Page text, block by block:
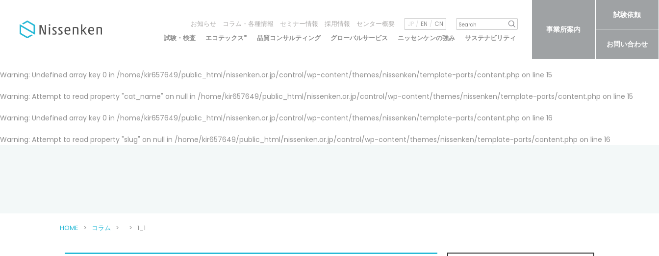
お知らせ コラム・各種情報 セミナー情報 採用情報 センター概要 JP EN CN
試験・検査 エコテックス® 品質コンサルティング グローバルサービス ニッセンケンの強み サステナビリティ
事業所案内
試験依頼
お問い合わせ
Warning: Undefined array key 0 in /home/kir657649/public_html/nissenken.or.jp/control/wp-content/themes/nissenken/template-parts/content.php on line 15
Warning: Attempt to read property "cat_name" on null in /home/kir657649/public_html/nissenken.or.jp/control/wp-content/themes/nissenken/template-parts/content.php on line 15
Warning: Undefined array key 0 in /home/kir657649/public_html/nissenken.or.jp/control/wp-content/themes/nissenken/template-parts/content.php on line 16
Warning: Attempt to read property "slug" on null in /home/kir657649/public_html/nissenken.or.jp/control/wp-content/themes/nissenken/template-parts/content.php on line 16
HOME コラム 1_1